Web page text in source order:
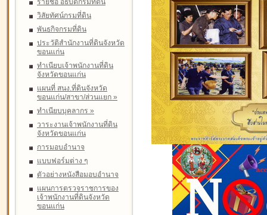
รายชื่อ อธิบดีกรมที่ดิน
วิสัยทัศน์กรมที่ดิน
พันธกิจกรมที่ดิน
ประวัติสำนักงานที่ดินจังหวัด
ขอนแก่น
ทำเนียบเจ้าพนักงานที่ดิน
จังหวัดขอนแก่น
แผนที่ สนง.ที่ดินจังหวัด
ขอนแก่น/สาขา/ส่วนแยก »
ทำเนียบบุคลากร »
วาระงานเจ้าพนักงานที่ดิน
จังหวัดขอนแก่น
การมอบอำนาจ
แบบฟอร์มต่าง ๆ
ตัวอย่างหนังสือมอบอำนาจ
แผนการตรวจราชการของ
เจ้าพนักงานที่ดินจังหวัด
ขอนแก่น